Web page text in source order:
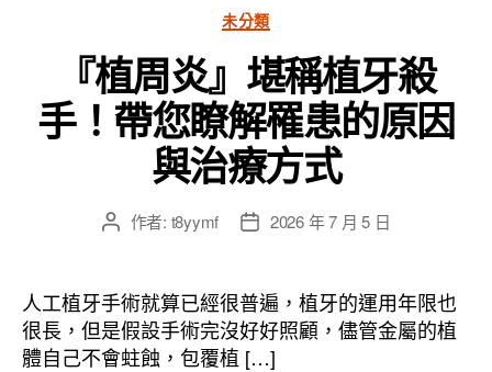
分
類
未分類
『植周炎』堪稱植牙殺
手！帶您瞭解罹患的原因
與治療方式
文
者
作者: t8yymf
文
佈
日
期
2026 年 7 月 5 日
人工植牙手術就算已經很普遍，植牙的運用年限也
很長，但是假設手術完沒好好照顧，儘管金屬的植
體自己不會蛀蝕，包覆植 […]